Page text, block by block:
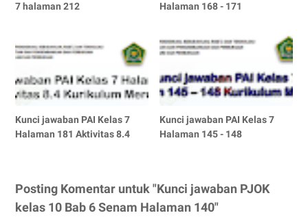
7 halaman 212
Halaman 168 - 171
Kunci jawaban PAI Kelas 7
Halaman 181 Aktivitas 8.4
Kunci jawaban PAI Kelas 7
Halaman 145 - 148
Posting Komentar untuk "Kunci jawaban PJOK
kelas 10 Bab 6 Senam Halaman 140"